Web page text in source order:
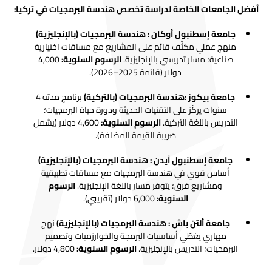
أفضل الجامعات الخاصة لدراسة تخصص هندسة البرمجيات في تركيا:
جامعة إسطنبول أوكان : هندسة البرمجيات (بالإنجليزية)
منهج عملي مكثّف قائم على المشاريع مع مساقات اختيارية
صناعية؛ مسار تدريسي بالإنجليزية.الرسوم السنوية:4,000
دولار (قائمة 2025–2026).
جامعة بيكوز:هندسة البرمجيات (بالتركية)
برنامج مدته 4
سنوات يركّز على التقنيات الحديثة ودورة حياة البرمجيات؛
التدريس باللغة التركية.الرسوم السنوية:
4,600 دولار (يشمل
ضريبة القيمة المضافة).
جامعة إسطنبول آيدن: هندسة البرمجيات (بالإنجليزية)
أساس قوي في هندسة البرمجيات مع مساقات تطبيقية
ومشاريع فرق؛ يتوفر مسار باللغة الإنجليزية.الرسوم
السنوية:6,000 دولار (تقريبي).
جامعة ألتن باش : هندسة البرمجيات (بالإنجليزية)نهج
مهاري يغطّي أساسيات البرمجة والخوارزميات وتصميم
البرمجيات؛ التدريس بالإنجليزية.الرسوم السنوية: